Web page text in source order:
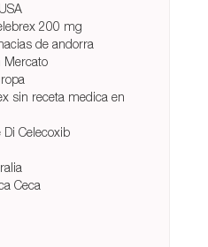
200 mg
de andorra
Mercato
sin receta medica en
Celecoxib
Ceca